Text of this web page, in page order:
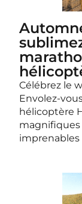
Célébrez le
Envolez-
hélicoptère
magnifiques
imprenables